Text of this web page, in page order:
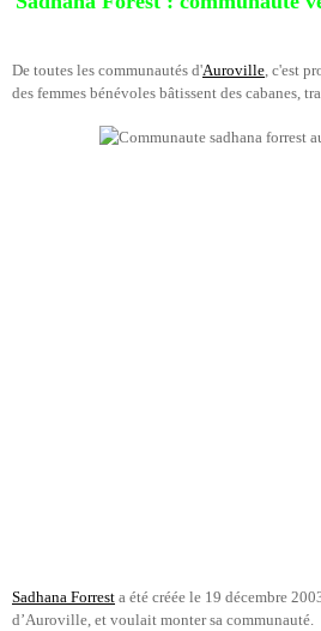
De toutes les communautés d'Auroville, c'est
des femmes bénévoles bâtissent des cabanes,
Sadhana Forrest a été créée le 19 décembre
d’Auroville, et voulait monter sa communauté.